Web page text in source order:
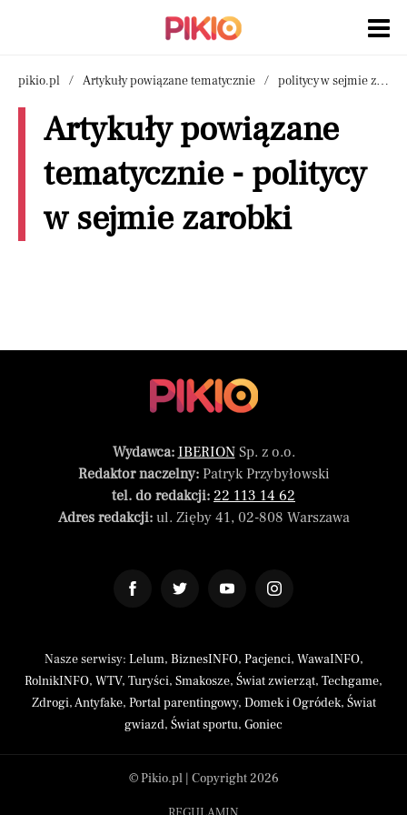
pikio.pl Artykuły powiązane tematycznie politycy w sejmie zarobki
Artykuły powiązane
tematycznie - politycy
w sejmie zarobki
Wydawca: IBERIONSp. z o.o.
Redaktor naczelny:Patryk Przybyłowski
tel. do redakcji: 22 113 14 62
Adres redakcji:ul. Zięby 41, 02-808 Warszawa
Nasze serwisy: Lelum, BiznesINFO, Pacjenci, WawaINFO,
RolnikINFO, WTV, Turyści, Smakosze, Świat zwierząt, Techgame,
Zdrogi,Antyfake, Portal parentingowy, Domek i Ogródek, Świat
gwiazd, Świat sportu, Goniec
© Pikio.pl | Copyright 2026